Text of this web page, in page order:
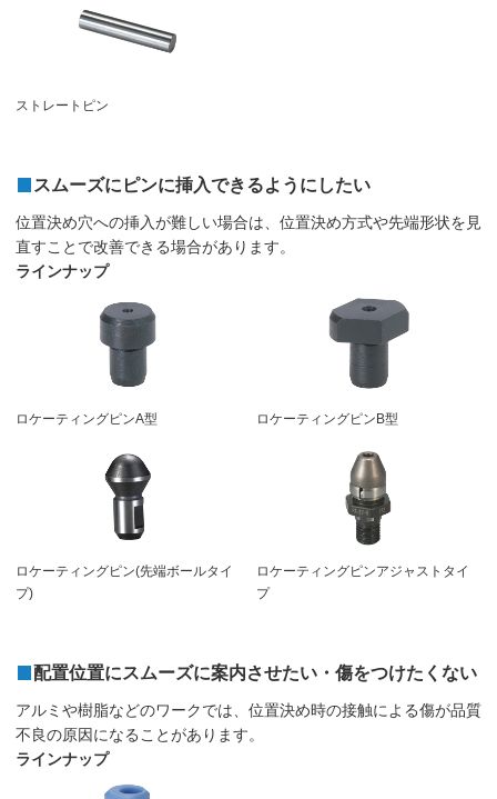
ストレートピン
スムーズにピンに挿入できるようにしたい
位置決め穴への挿入が難しい場合は、位置決め方式や先端形状を見
直すことで改善できる場合があります。
ラインナップ
ロケーティングピンA型 ロケーティングピンB型
ロケーティングピン(先端ボールタイ
プ)
ロケーティングピンアジャストタイ
プ
配置位置にスムーズに案内させたい・傷をつけたくない
アルミや樹脂などのワークでは、位置決め時の接触による傷が品質
不良の原因になることがあります。
ラインナップ